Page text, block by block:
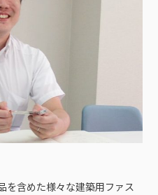
を含めた様々な建築用ファス